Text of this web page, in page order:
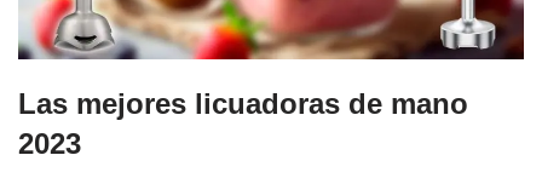
Las mejores licuadoras de mano
2023